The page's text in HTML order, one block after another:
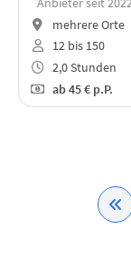
mehrere Orte
12 bis 150
2,0 Stunden
ab45 € p.P.